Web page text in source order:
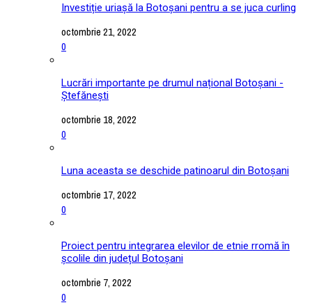
Investiție uriașă la Botoșani pentru a se juca curling
octombrie 21, 2022
0
Lucrări importante pe drumul național Botoșani -
Ștefănești
octombrie 18, 2022
0
Luna aceasta se deschide patinoarul din Botoșani
octombrie 17, 2022
0
Proiect pentru integrarea elevilor de etnie rromă în
școlile din județul Botoșani
octombrie 7, 2022
0